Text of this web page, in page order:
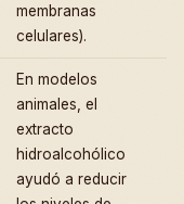
membranas
celulares).
En modelos
animales, el
extracto
hidroalcohólico
ayudó a reducir